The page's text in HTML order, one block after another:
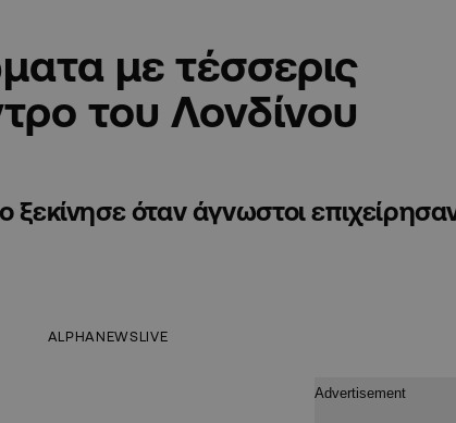
με τέσσερις
του Λονδίνου
ξεκίνησε όταν άγνωστοι
ALPHANEWSLIVE